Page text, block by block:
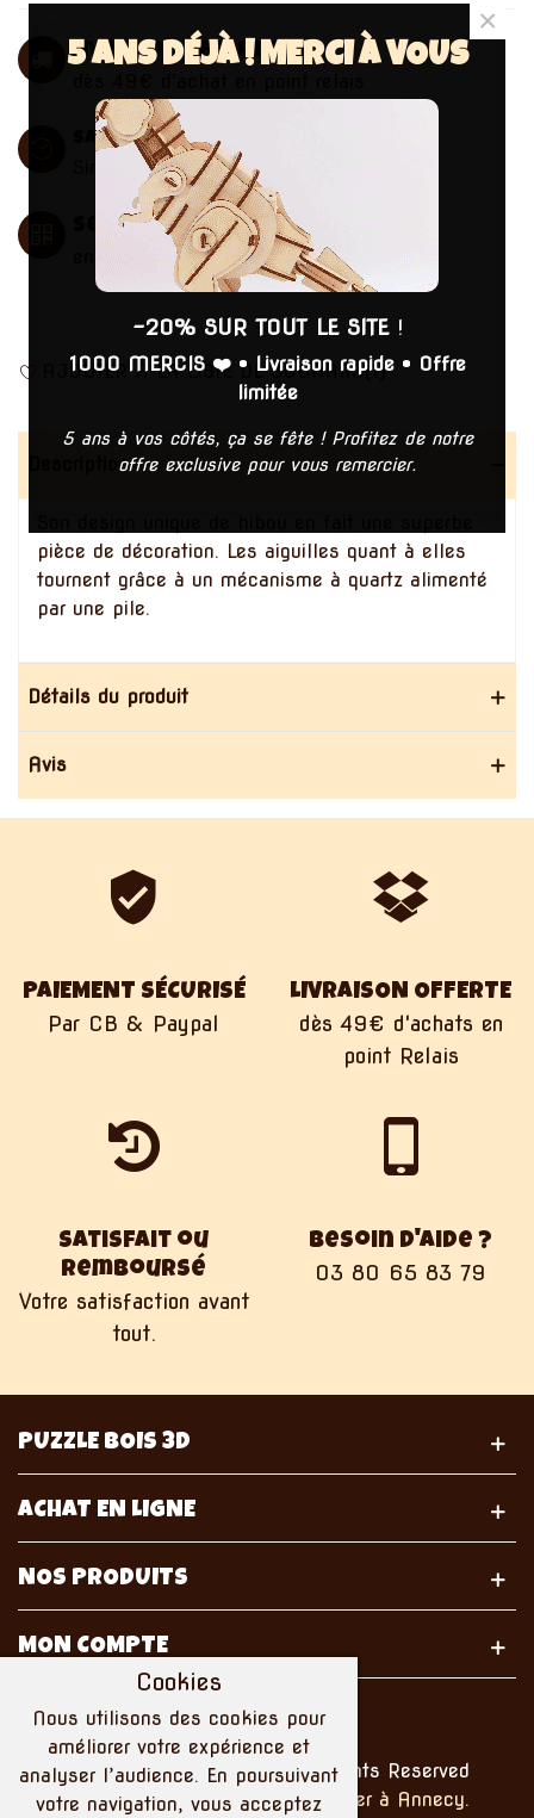
Livraison offerte
Satisfait ou remboursé
Simple. Clair. Sans pression.
Service pièces détachées
en cas de casse
AJOUTER À LA LISTE DE SOUHAITS(1)
Description
pièce de décoration. Les aiguilles quant à elles
tournent grâce à un mécanisme à quartz alimenté
par une pile.
Détails du produit
Avis
PAIEMENT SÉCURISÉ
Par CB & Paypal
LIVRAISON OFFERTE
dès 49€ d'achats en
point Relais
Satisfait ou
remboursé
Votre satisfaction avant
tout.
Besoin d'aide ?
03 80 65 83 79
PUZZLE BOIS 3D
ACHAT EN LIGNE
NOS PRODUITS
MON COMPTE
© 2021 Puzzle Bois 3D. All Rights Reserved
Réalisé avec ♥ par unwebmaster à Annecy.
5 ANS DÉJÀ ! MERCI À VOUS
-20% SUR TOUT LE SITE!
1000 MERCIS ❤️• Livraison rapide• Offre
limitée
5 ans à vos côtés, ça se fête ! Profitez de notre
offre exclusive pour vous remercier.
×
Cookies
Nous utilisons des cookies pour
améliorer votre expérience et
analyser l’audience. En poursuivant
votre navigation, vous acceptez